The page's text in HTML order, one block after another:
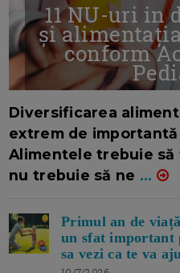
11 NU-uri in
și
conform
Diversificarea
extrem de
Alimentele trebuie
nu trebuie să ne ...
Primul an de
un sfat important
sa vezi ca te va